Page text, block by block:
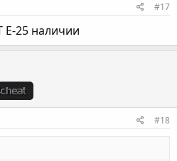
#17
E-25 наличии
#18